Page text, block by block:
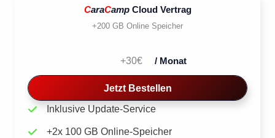
CaraCamp Cloud Vertrag
+200 GB Online Speicher
+30€ / Monat
Jetzt Bestellen
Inklusive Update-Service
+2x 100 GB Online-Speicher